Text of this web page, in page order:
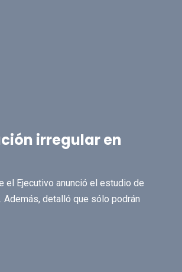
irregular en
el Ejecutivo anunció el estudio de
detalló que sólo podrán